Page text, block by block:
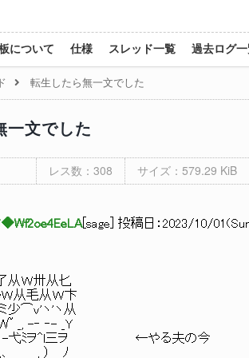
について 仕様 スレッド一覧 過去ログ
転生したら無一文でした
一文でした
レス数：308 サイズ：579.29 KiB
◆Wf2oe4EeLA[ sage ] 投稿日： 2023/10/
从匕
从Ｗ卞
ヽ'ヽ从
‐ ‐- _Y
^l三ヲ ←やる夫の今
） ﾉ